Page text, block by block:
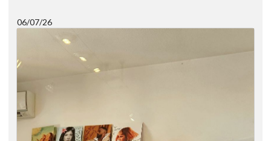
06/07/26